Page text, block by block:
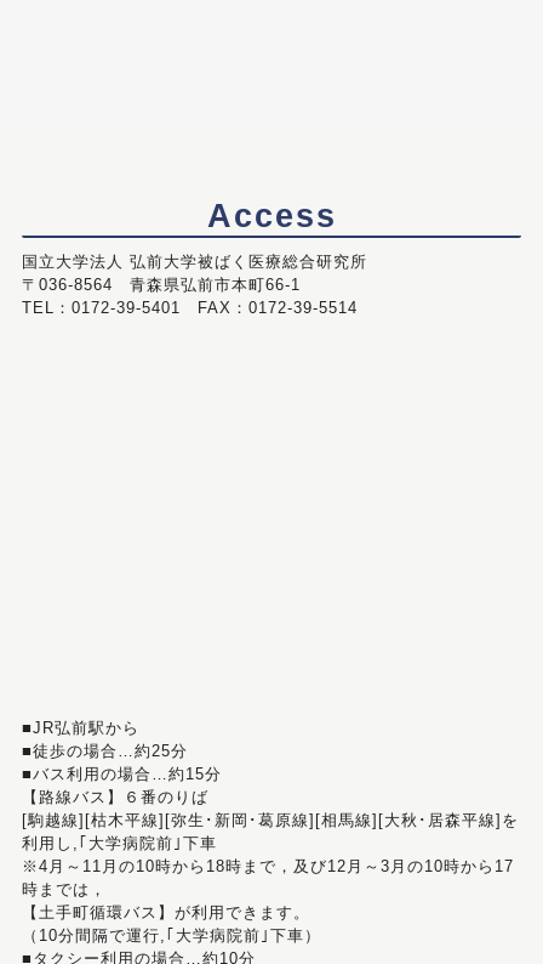
Access
国立大学法人 弘前大学被ばく医療総合研究所
〒036-8564 青森県弘前市本町66-1
TEL：0172-39-5401 FAX：0172-39-5514
■JR弘前駅から
■徒歩の場合…約25分
■バス利用の場合…約15分
【路線バス】６番のりば
[駒越線][枯木平線][弥生･新岡･葛原線][相馬線][大秋･居森平線]を
利用し,｢大学病院前｣下車
※4月～11月の10時から18時まで，及び12月～3月の10時から17
時までは，
【土手町循環バス】が利用できます。
（10分間隔で運行,｢大学病院前｣下車）
■タクシー利用の場合…約10分